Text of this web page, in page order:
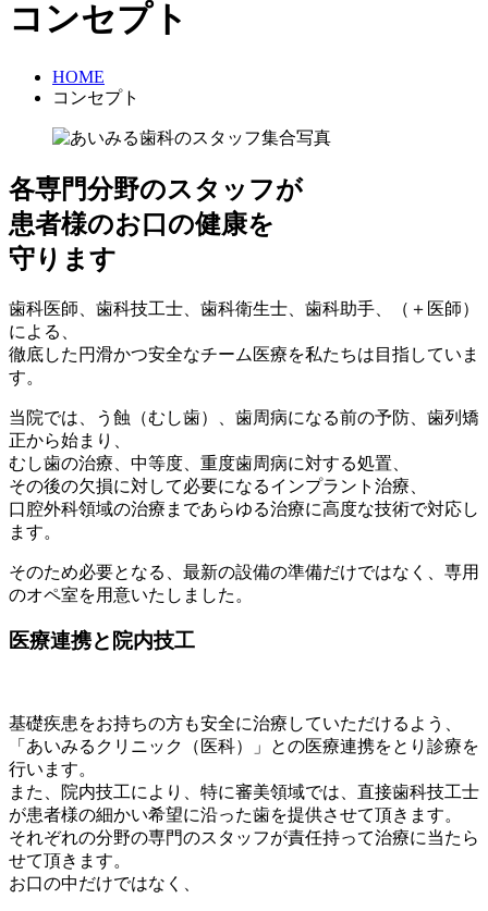
コンセプト
HOME
コンセプト
各専門分野のスタッフが
患者様のお口の健康を
守ります
歯科医師、歯科技工士、歯科衛生士、歯科助手、（＋医師）
による、
徹底した円滑かつ安全なチーム医療を私たちは目指していま
す。
当院では、う蝕（むし歯）、歯周病になる前の予防、歯列矯
正から始まり、
むし歯の治療、中等度、重度歯周病に対する処置、
その後の欠損に対して必要になるインプラント治療、
口腔外科領域の治療まであらゆる治療に高度な技術で対応し
ます。
そのため必要となる、最新の設備の準備だけではなく、専用
のオペ室を用意いたしました。
医療連携と院内技工
基礎疾患をお持ちの方も安全に治療していただけるよう、
「あいみるクリニック（医科）」との医療連携をとり診療を
行います。
また、院内技工により、特に審美領域では、直接歯科技工士
が患者様の細かい希望に沿った歯を提供させて頂きます。
それぞれの分野の専門のスタッフが責任持って治療に当たら
せて頂きます。
お口の中だけではなく、